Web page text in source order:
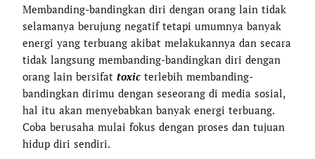
Membanding-bandingkan diri dengan orang lain tidak
selamanya berujung negatif tetapi umumnya banyak
energi yang terbuang akibat melakukannya dan secara
tidak langsung membanding-bandingkan diri dengan
orang lain bersifattoxic terlebih membanding-
bandingkan dirimu dengan seseorang di media sosial,
hal itu akan menyebabkan banyak energi terbuang.
Coba berusaha mulai fokus dengan proses dan tujuan
hidup diri sendiri.